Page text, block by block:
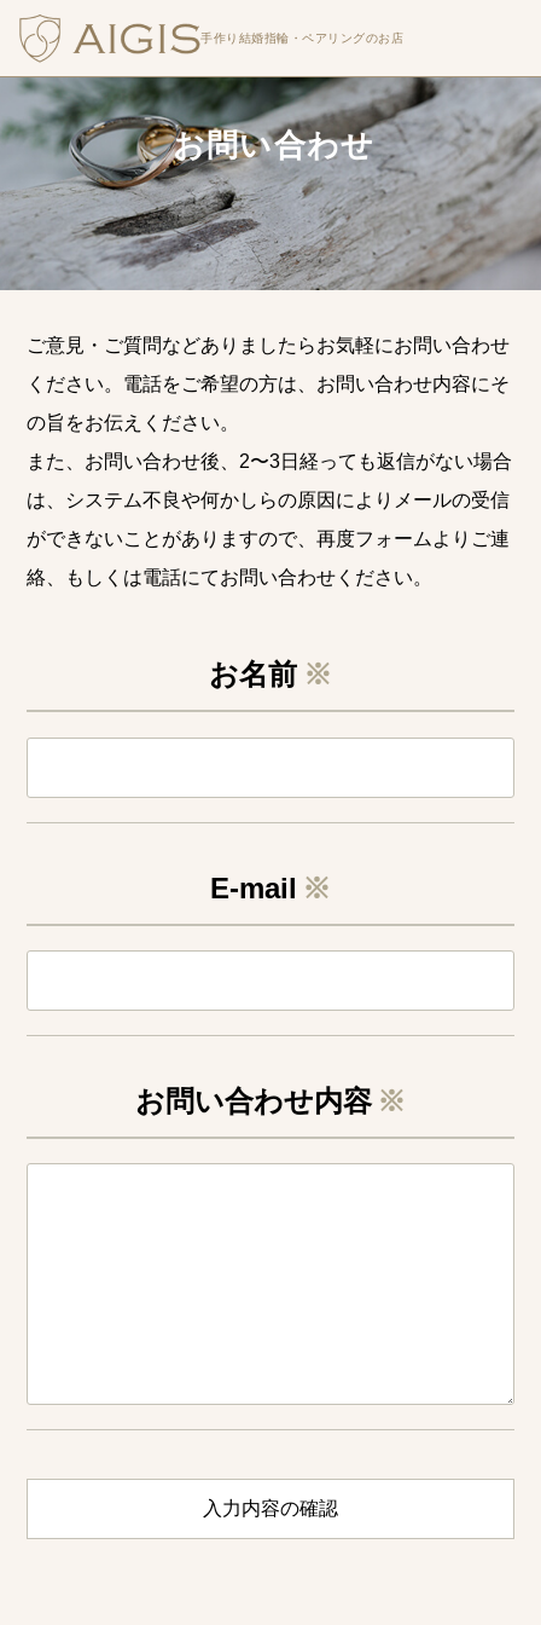
手作り結婚指輪・ ペアリングのお店
お問い合わせ
ご意見・ご質問などありましたらお気軽にお問い合わせ
ください。電話をご希望の方は、お問い合わせ内容にそ
の旨をお伝えください。
また、お問い合わせ後、2〜3日経っても返信がない場合
は、システム不良や何かしらの原因によりメールの受信
ができないことがありますので、再度フォームよりご連
絡、もしくは電話にてお問い合わせください。
お名前 ※
E-mail ※
お問い合わせ内容 ※
入力内容の確認